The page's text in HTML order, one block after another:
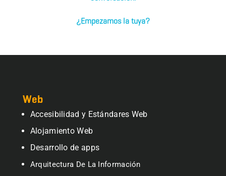
¿Empezamos la tuya?
Web
Accesibilidad y Estándares Web
Alojamiento Web
Desarrollo de apps
Arquitectura De La Información